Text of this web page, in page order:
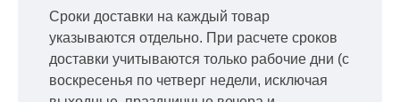
Сроки доставки на каждый товар
указываются отдельно. При расчете сроков
доставки учитываются только рабочие дни (с
воскресенья по четверг недели, исключая